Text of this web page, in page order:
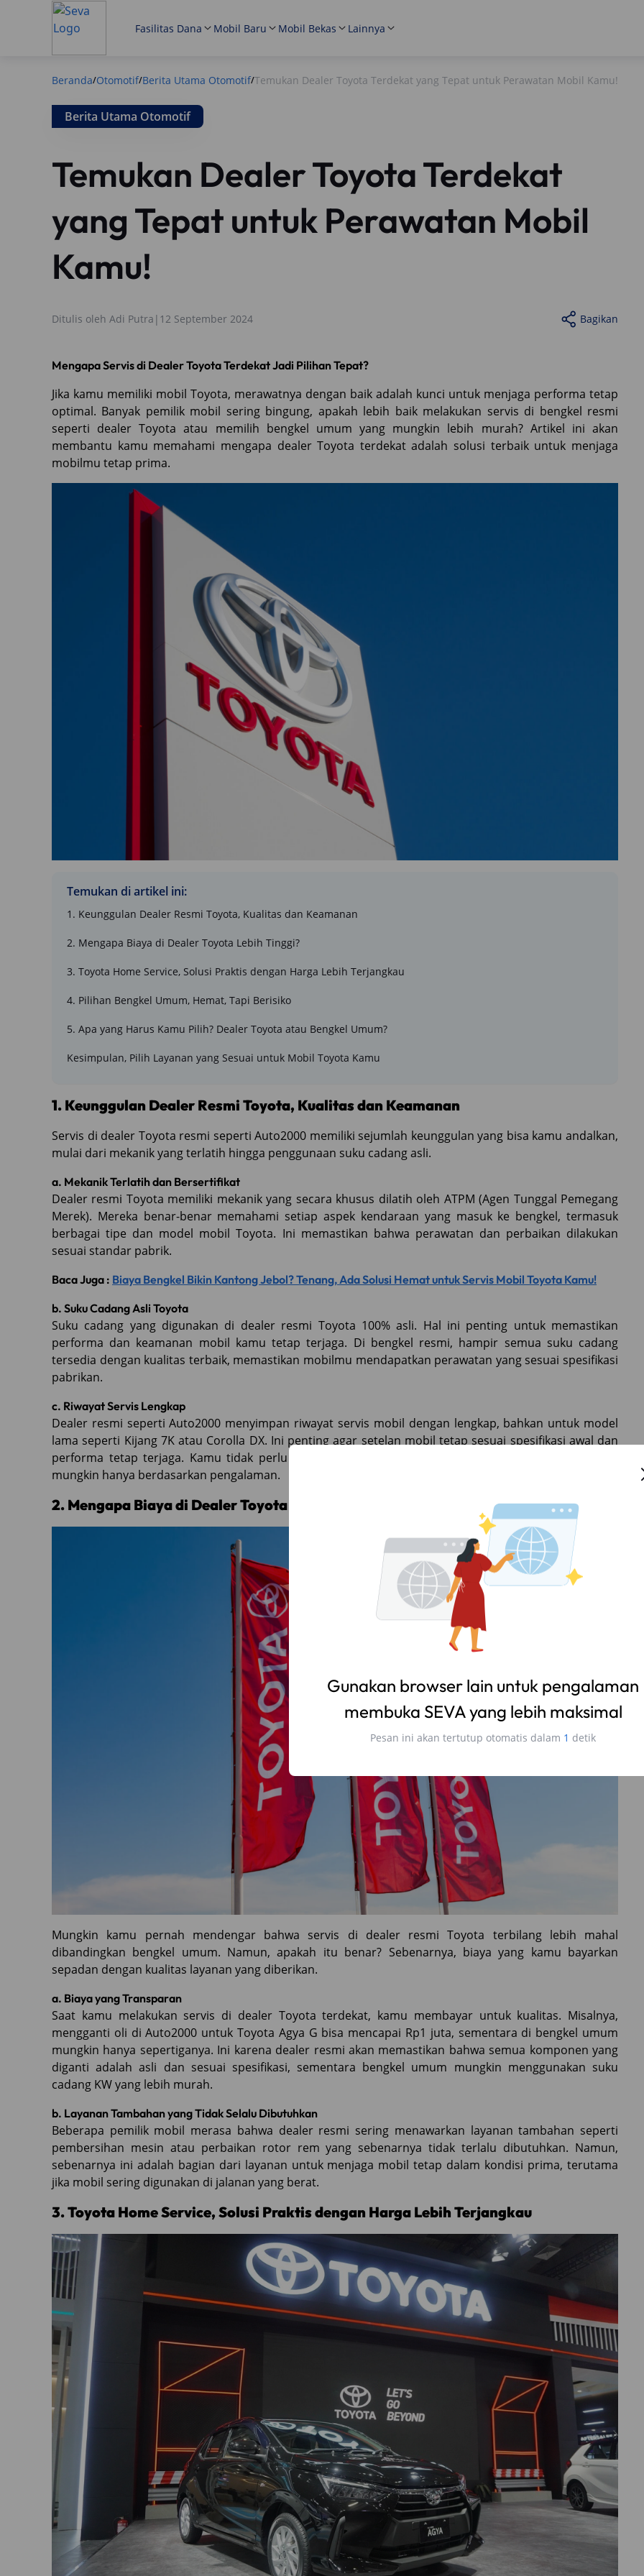
Fasilitas Dana Mobil Baru Mobil Bekas Lainnya
Beranda/Otomotif/Berita Utama Otomotif/Temukan Dealer Toyota Terdekat yang Tepat untuk Perawatan Mobil Kamu!
Berita Utama Otomotif
Temukan Dealer Toyota Terdekat
yang Tepat untuk Perawatan Mobil
Kamu!
Ditulis oleh Adi Putra | 12 September 2024 Bagikan
Mengapa Servis di Dealer Toyota Terdekat Jadi Pilihan Tepat?
Jika kamu memiliki mobil Toyota, merawatnya dengan baik adalah kunci untuk menjaga performa tetap
optimal. Banyak pemilik mobil sering bingung, apakah lebih baik melakukan servis di bengkel resmi
seperti dealer Toyota atau memilih bengkel umum yang mungkin lebih murah? Artikel ini akan
membantu kamu memahami mengapa dealer Toyota terdekat adalah solusi terbaik untuk menjaga
mobilmu tetap prima.
Temukan di artikel ini:
1. Keunggulan Dealer Resmi Toyota, Kualitas dan Keamanan
2. Mengapa Biaya di Dealer Toyota Lebih Tinggi?
3. Toyota Home Service, Solusi Praktis dengan Harga Lebih Terjangkau
4. Pilihan Bengkel Umum, Hemat, Tapi Berisiko
5. Apa yang Harus Kamu Pilih? Dealer Toyota atau Bengkel Umum?
Kesimpulan, Pilih Layanan yang Sesuai untuk Mobil Toyota Kamu
1. Keunggulan Dealer Resmi Toyota, Kualitas dan Keamanan
Servis di dealer Toyota resmi seperti Auto2000 memiliki sejumlah keunggulan yang bisa kamu andalkan,
mulai dari mekanik yang terlatih hingga penggunaan suku cadang asli.
a. Mekanik Terlatih dan Bersertifikat
Dealer resmi Toyota memiliki mekanik yang secara khusus dilatih oleh ATPM (Agen Tunggal Pemegang
Merek). Mereka benar-benar memahami setiap aspek kendaraan yang masuk ke bengkel, termasuk
berbagai tipe dan model mobil Toyota. Ini memastikan bahwa perawatan dan perbaikan dilakukan
sesuai standar pabrik.
Baca Juga : Biaya Bengkel Bikin Kantong Jebol? Tenang, Ada Solusi Hemat untuk Servis Mobil Toyota Kamu!
b. Suku Cadang Asli Toyota
Suku cadang yang digunakan di dealer resmi Toyota 100% asli. Hal ini penting untuk memastikan
performa dan keamanan mobil kamu tetap terjaga. Di bengkel resmi, hampir semua suku cadang
tersedia dengan kualitas terbaik, memastikan mobilmu mendapatkan perawatan yang sesuai spesifikasi
pabrikan.
c. Riwayat Servis Lengkap
Dealer resmi seperti Auto2000 menyimpan riwayat servis mobil dengan lengkap, bahkan untuk model
lama seperti Kijang 7K atau Corolla DX. Ini penting agar setelan mobil tetap sesuai spesifikasi awal dan
performa tetap terjaga. Kamu tidak perlu mengandalkan perkiraan mekanik di bengkel umum yang
mungkin hanya berdasarkan pengalaman.
2. Mengapa Biaya di Dealer Toyota Lebih Tinggi?
Mungkin kamu pernah mendengar bahwa servis di dealer resmi Toyota terbilang lebih mahal
dibandingkan bengkel umum. Namun, apakah itu benar? Sebenarnya, biaya yang kamu bayarkan
sepadan dengan kualitas layanan yang diberikan.
a. Biaya yang Transparan
Saat kamu melakukan servis di dealer Toyota terdekat, kamu membayar untuk kualitas. Misalnya,
mengganti oli di Auto2000 untuk Toyota Agya G bisa mencapai Rp1 juta, sementara di bengkel umum
mungkin hanya sepertiganya. Ini karena dealer resmi akan memastikan bahwa semua komponen yang
diganti adalah asli dan sesuai spesifikasi, sementara bengkel umum mungkin menggunakan suku
cadang KW yang lebih murah.
b. Layanan Tambahan yang Tidak Selalu Dibutuhkan
Beberapa pemilik mobil merasa bahwa dealer resmi sering menawarkan layanan tambahan seperti
pembersihan mesin atau perbaikan rotor rem yang sebenarnya tidak terlalu dibutuhkan. Namun,
sebenarnya ini adalah bagian dari layanan untuk menjaga mobil tetap dalam kondisi prima, terutama
jika mobil sering digunakan di jalanan yang berat.
3. Toyota Home Service, Solusi Praktis dengan Harga Lebih Terjangkau